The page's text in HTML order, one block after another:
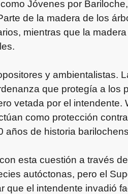
Jóvenes por
de la madera de los
mientras que la
y ambientalistas.
que protegía a los
vetada por el intendente.
como protección
años de historia
esta cuestión a través
autóctonas, pero el
que el intendente invadió